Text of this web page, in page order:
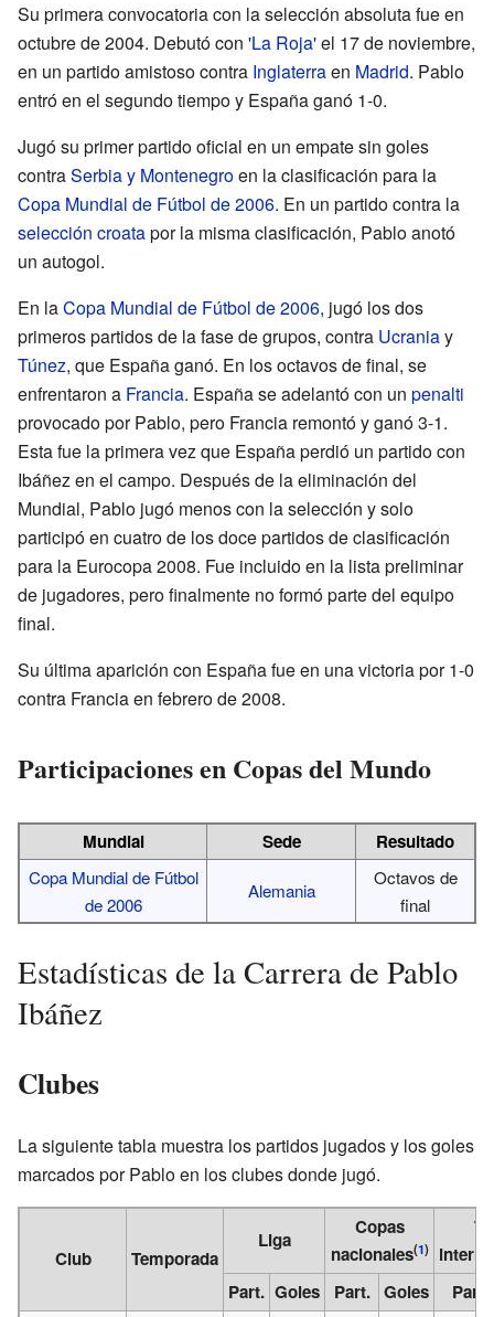
Su primera convocatoria con la selección absoluta fue en
octubre de 2004. Debutó con 'La Roja'el 17 de noviembre,
en un partido amistoso contra Inglaterraen Madrid. Pablo
entró en el segundo tiempo y España ganó 1-0.
Jugó su primer partido oficial en un empate sin goles
contraSerbia y Montenegroen la clasificación para la
Copa Mundial de Fútbol de 2006. En un partido contra la
selección croatapor la misma clasificación, Pablo anotó
un autogol.
En laCopa Mundial de Fútbol de 2006, jugó los dos
primeros partidos de la fase de grupos, contra Ucraniay
Túnez, que España ganó. En los octavos de final, se
enfrentaron a Francia. España se adelantó con un penalti
provocado por Pablo, pero Francia remontó y ganó 3-1.
Esta fue la primera vez que España perdió un partido con
Ibáñez en el campo. Después de la eliminación del
Mundial, Pablo jugó menos con la selección y solo
participó en cuatro de los doce partidos de clasificación
para la Eurocopa 2008. Fue incluido en la lista preliminar
de jugadores, pero finalmente no formó parte del equipo
final.
Su última aparición con España fue en una victoria por 1-0
contra Francia en febrero de 2008.
Participaciones en Copas del Mundo
Mundial Sede Resultado
Copa Mundial de Fútbol
de 2006
Alemania
Octavos de
final
Estadísticas de la Carrera de Pablo
Ibáñez
Clubes
La siguiente tabla muestra los partidos jugados y los goles
marcados por Pablo en los clubes donde jugó.
Club Temporada
Liga
Copas
nacionales(1)
Part. Goles Part. Goles
Part.